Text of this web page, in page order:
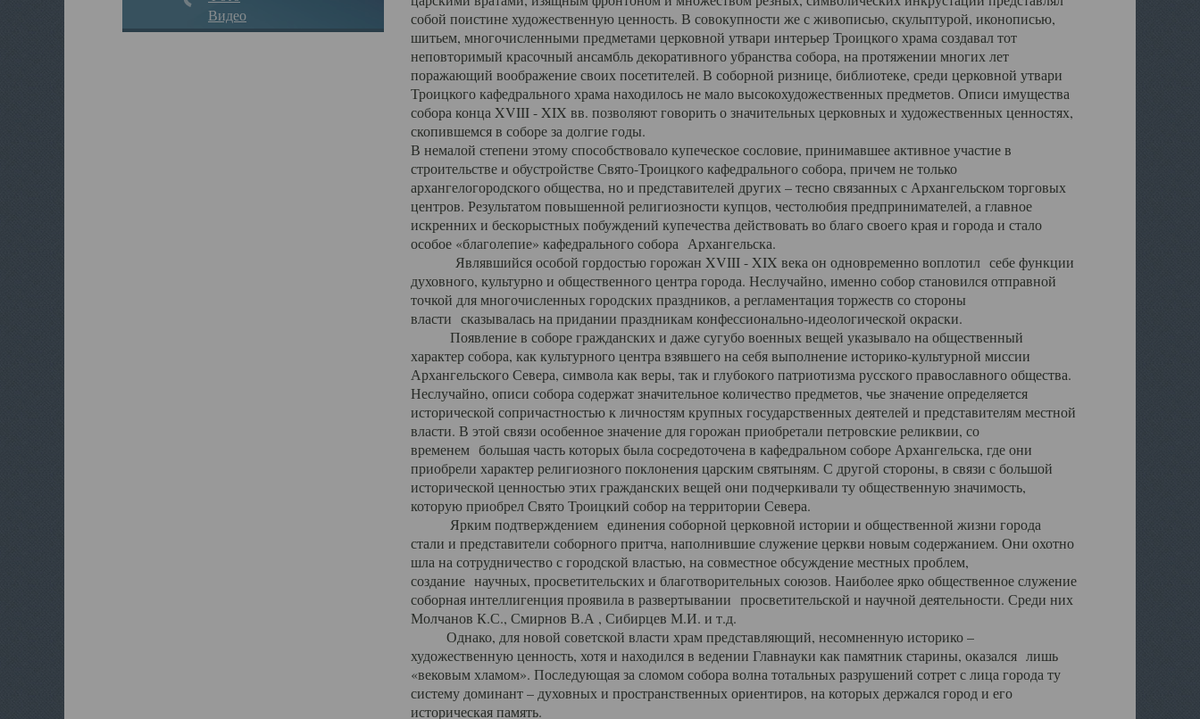
Видео
собой поистине художественную ценность. В совокупности же с живописью, скульптурой, иконописью,
шитьем, многочисленными предметами церковной утвари интерьер Троицкого храма создавал тот
неповторимый красочный ансамбль декоративного убранства собора, на протяжении многих лет
поражающий воображение своих посетителей. В соборной ризнице, библиотеке, среди церковной утвари
Троицкого кафедрального храма находилось не мало высокохудожественных предметов. Описи имущества
собора конца XVIII - XIX вв. позволяют говорить о значительных церковных и художественных ценностях,
скопившемся в соборе за долгие годы.
В немалой степени этому способствовало купеческое сословие, принимавшее активное участие в
строительстве и обустройстве Свято-Троицкого кафедрального собора, причем не только
архангелогородского общества, но и представителей других – тесно связанных с Архангельском торговых
центров. Результатом повышенной религиозности купцов, честолюбия предпринимателей, а главное
искренних и бескорыстных побуждений купечества действовать во благо своего края и города и стало
особое «благолепие» кафедрального собора Архангельска.
Являвшийся особой гордостью горожан XVIII - XIX века он одновременно воплотил себе функции
духовного, культурно и общественного центра города. Неслучайно, именно собор становился отправной
точкой для многочисленных городских праздников, а регламентация торжеств со стороны
власти сказывалась на придании праздникам конфессионально-идеологической окраски.
Появление в соборе гражданских и даже сугубо военных вещей указывало на общественный
характер собора, как культурного центра взявшего на себя выполнение историко-культурной миссии
Архангельского Севера, символа как веры, так и глубокого патриотизма русского православного общества.
Неслучайно, описи собора содержат значительное количество предметов, чье значение определяется
исторической сопричастностью к личностям крупных государственных деятелей и представителям местной
власти. В этой связи особенное значение для горожан приобретали петровские реликвии, со
временем большая часть которых была сосредоточена в кафедральном соборе Архангельска, где они
приобрели характер религиозного поклонения царским святыням. С другой стороны, в связи с большой
исторической ценностью этих гражданских вещей они подчеркивали ту общественную значимость,
которую приобрел Свято Троицкий собор на территории Севера.
Ярким подтверждением единения соборной церковной истории и общественной жизни города
стали и представители соборного притча, наполнившие служение церкви новым содержанием. Они охотно
шла на сотрудничество с городской властью, на совместное обсуждение местных проблем,
создание научных, просветительских и благотворительных союзов. Наиболее ярко общественное служение
соборная интеллигенция проявила в развертывании просветительской и научной деятельности. Среди них
Молчанов К.С., Смирнов В.А , Сибирцев М.И. и т.д.
Однако, для новой советской власти храм представляющий, несомненную историко –
художественную ценность, хотя и находился в ведении Главнауки как памятник старины, оказался лишь
«вековым хламом». Последующая за сломом собора волна тотальных разрушений сотрет с лица города ту
систему доминант – духовных и пространственных ориентиров, на которых держался город и его
историческая память.